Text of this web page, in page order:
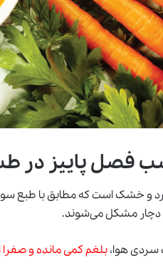
فصل پاییز در
و خشک است که مطابق با طبع
دچار مشکل می‌شوند.
سردی هوا،بلغم کمی مانده و